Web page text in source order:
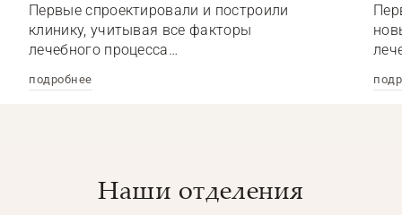
Первые спроектировали и построили
клинику, учитывая все факторы
лечебного процесса…
подробнее
Наши отделения